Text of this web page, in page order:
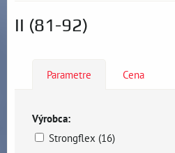
II (81-92)
Parametre Cena
Výrobca:
Strongflex (16)